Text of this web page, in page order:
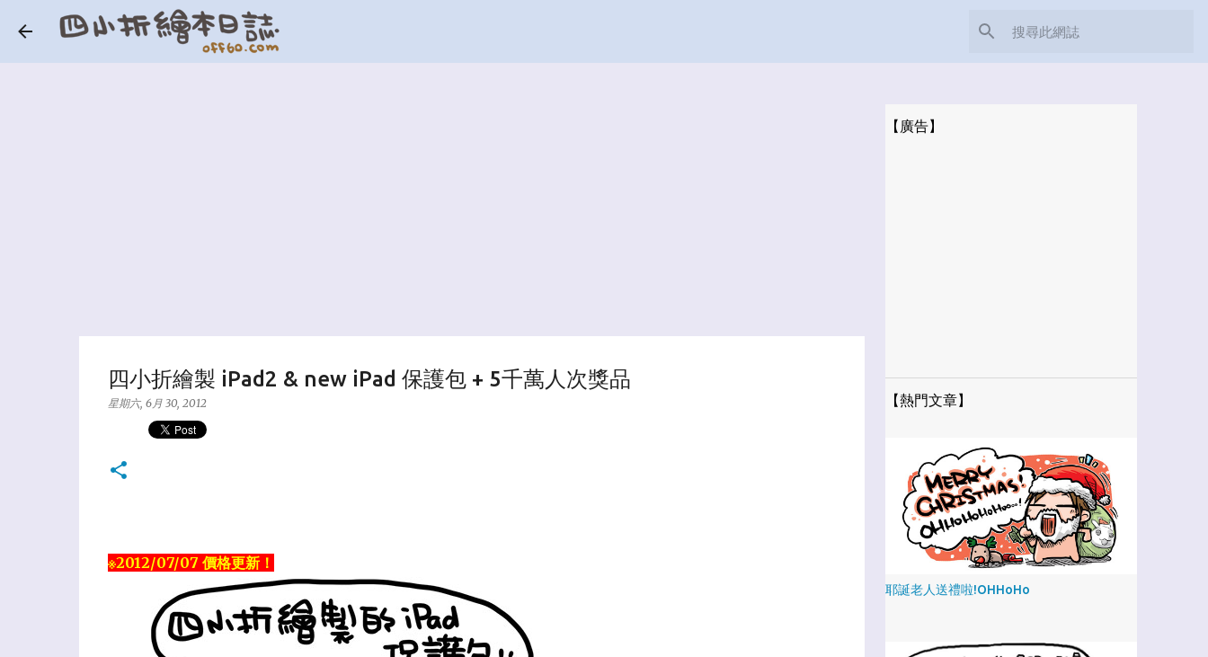
四小折繪製 iPad2 & new iPad 保護包 + 5千萬人次獎品
星期六, 6月 30, 2012
※2012/07/07 價格更新！
【廣告】
【熱門文章】
耶誕老人送禮啦!OHHoHo